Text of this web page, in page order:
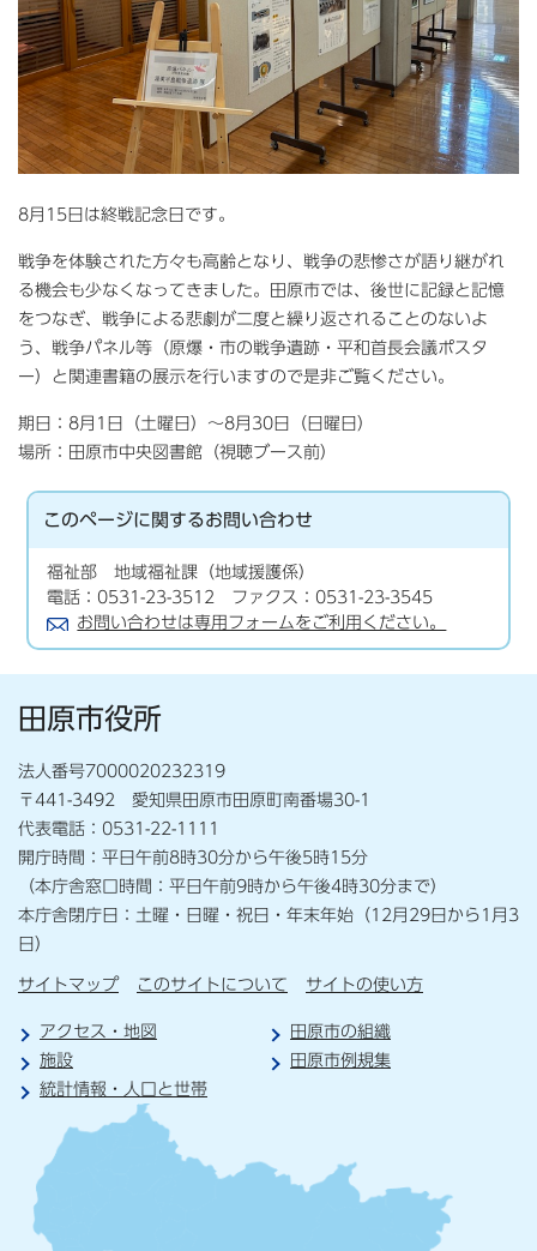
8月15日は終戦記念日です。
戦争を体験された方々も高齢となり、戦争の悲惨さが語り継がれ
る機会も少なくなってきました。田原市では、後世に記録と記憶
をつなぎ、戦争による悲劇が二度と繰り返されることのないよ
う、戦争パネル等（原爆・市の戦争遺跡・平和首長会議ポスタ
ー）と関連書籍の展示を行いますので是非ご覧ください。
期日：8月1日（土曜日）～8月30日（日曜日）
場所：田原市中央図書館（視聴ブース前）
このページに関するお問い合わせ
福祉部 地域福祉課（地域援護係）
電話：0531-23-3512 ファクス：0531-23-3545
お問い合わせは専用フォームをご利用ください。
田原市役所
法人番号7000020232319
〒441-3492 愛知県田原市田原町南番場30-1
代表電話：0531-22-1111
開庁時間：平日午前8時30分から午後5時15分
（本庁舎窓口時間：平日午前9時から午後4時30分まで）
本庁舎閉庁日：土曜・日曜・祝日・年末年始（12月29日から1月3
日）
サイトマップ このサイトについて サイトの使い方
アクセス・地図
田原市の組織
施設
田原市例規集
統計情報・人口と世帯